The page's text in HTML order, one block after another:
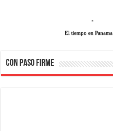
-
El tiempo en Panama
CON PASO FIRME